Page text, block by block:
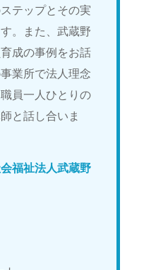
テップとその実
。また、武蔵野
成の事例をお話
業所で法人理念
員一人ひとりの
と話し合いま
福祉法人武蔵野